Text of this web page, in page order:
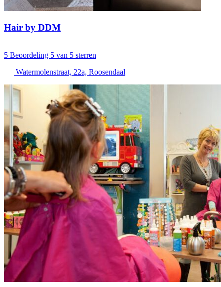
Hair by DDM
5 Beoordeling 5 van 5 sterren
Watermolenstraat, 22a, Roosendaal